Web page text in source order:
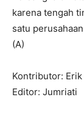
karena tengah
satu
(A)
Kontributor:
Editor: Jumriati